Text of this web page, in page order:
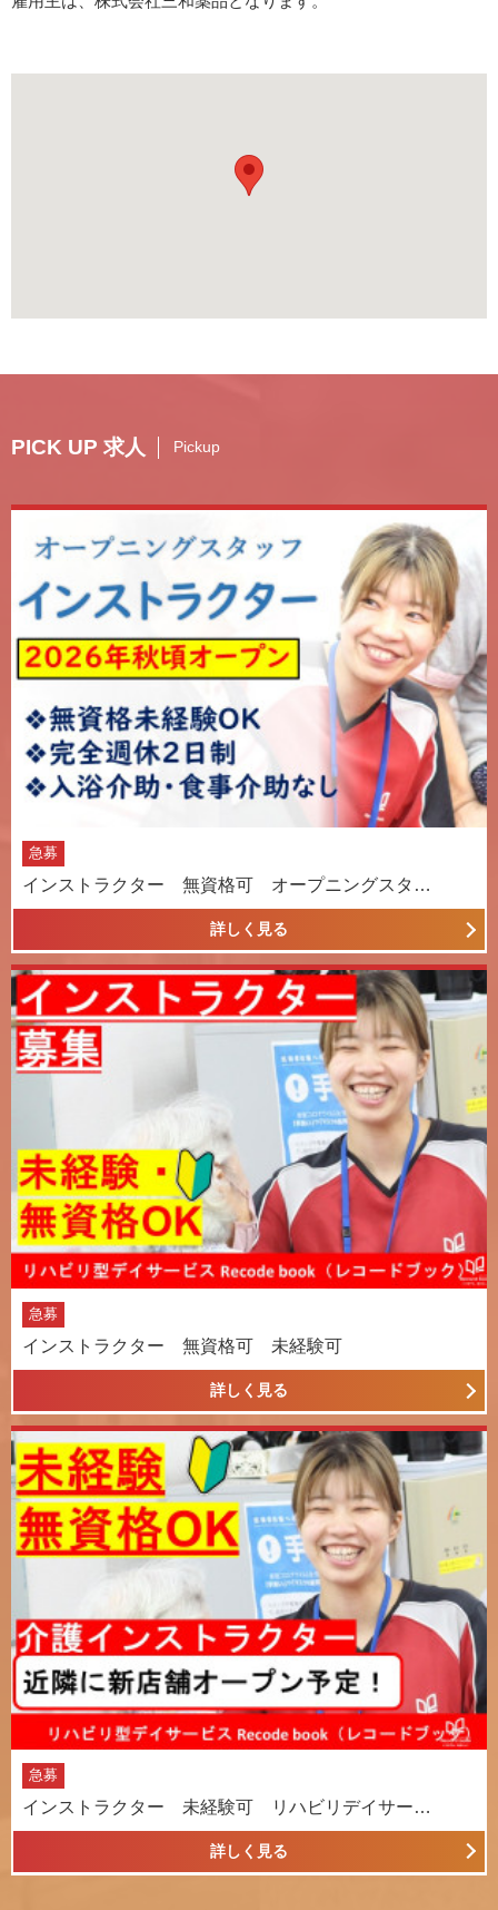
PICK UP 求人 Pickup
急募
インストラクター 無資格可 オープニングスタ…
詳しく見る
急募
インストラクター 無資格可 未経験可
詳しく見る
急募
インストラクター 未経験可 リハビリデイサー…
詳しく見る